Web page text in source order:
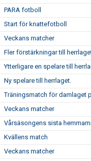
PARA fotboll
Start för knattefotboll
Veckans matcher
Fler förstärkningar till
Ytterligare en spelare till
Ny spelare till herrlaget.
Träningsmatch för damlaget
Veckans matcher
Vårsäsongens sista
Kvällens match
Veckans matcher